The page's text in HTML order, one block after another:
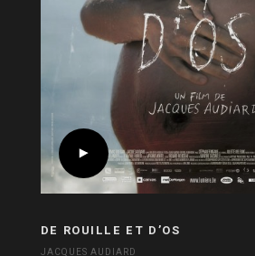
DE ROUILLE ET D’OS
JACQUES AUDIARD